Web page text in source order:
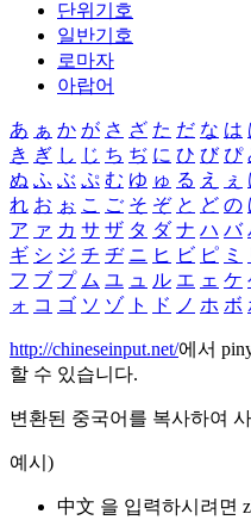
단위기호
일반기호
로마자
아랍어
あ ぁ か が さ ざ た だ な は
き ぎ し じ ち ぢ に ひ び ぴ
ぬ ふ ぶ ぷ む ゆ ゅ る え ぇ
れ お ぉ こ ご そ ぞ と ど の
ア ァ カ サ ザ タ ダ ナ ハ バ
ギ シ ジ チ ヂ ニ ヒ ビ ピ ミ
フ ブ プ ム ユ ュ ル エ ェ ケ
ォ コ ゴ ソ ゾ ト ド ノ ホ ボ
http://chineseinput.net/에서
할 수 있습니다.
변환된 중국어를 복사하여
예시)
中文 을 입력하시려면